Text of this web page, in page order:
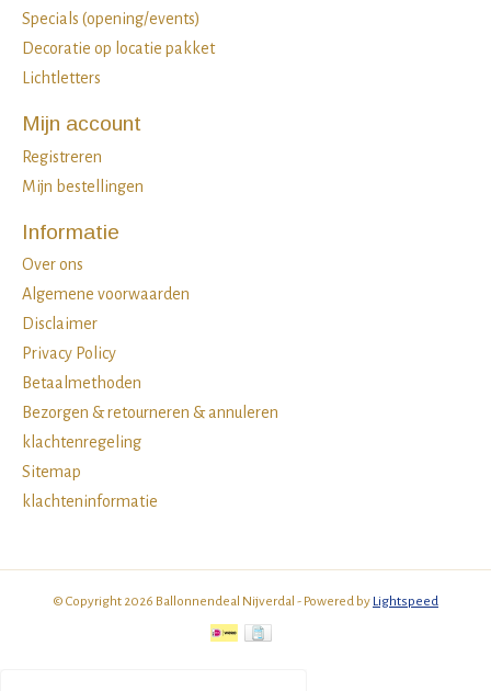
Specials (opening/events)
Decoratie op locatie pakket
Lichtletters
Mijn account
Registreren
Mijn bestellingen
Informatie
Over ons
Algemene voorwaarden
Disclaimer
Privacy Policy
Betaalmethoden
Bezorgen & retourneren & annuleren
klachtenregeling
Sitemap
klachteninformatie
© Copyright 2026 Ballonnendeal Nijverdal - Powered by Lightspeed